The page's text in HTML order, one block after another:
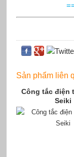
Sản phẩm liên
Công tắc điện
Seiki